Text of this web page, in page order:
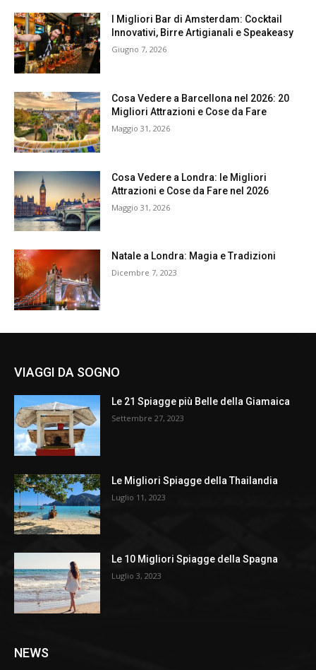
I Migliori Bar di Amsterdam: Cocktail
Innovativi, Birre Artigianali e Speakeasy
Giugno 7, 2026
Cosa Vedere a Barcellona nel 2026: 20
Migliori Attrazioni e Cose da Fare
Maggio 31, 2026
Cosa Vedere a Londra: le Migliori
Attrazioni e Cose da Fare nel 2026
Maggio 31, 2026
Natale a Londra: Magia e Tradizioni
Dicembre 7, 2023
VIAGGI DA SOGNO
Le 21 Spiagge più Belle della Giamaica
Settembre 27, 2023
Le Migliori Spiagge della Thailandia
Luglio 11, 2023
Le 10 Migliori Spiagge della Spagna
Luglio 3, 2023
NEWS